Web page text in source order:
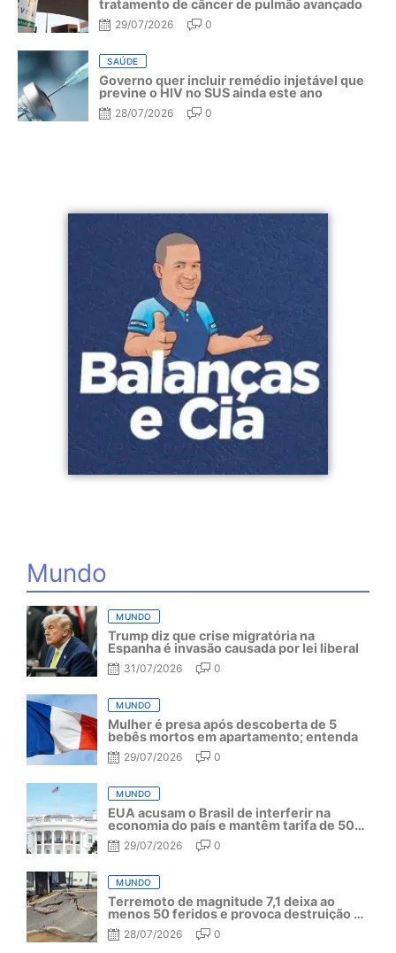
tratamento de câncer de pulmão avançado
29/07/2026 0
SAÚDE
Governo quer incluir remédio injetável que
previne o HIV no SUS ainda este ano
28/07/2026 0
Mundo
MUNDO
Trump diz que crise migratória na
Espanha é invasão causada por lei liberal
31/07/2026 0
MUNDO
Mulher é presa após descoberta de 5
bebês mortos em apartamento; entenda
29/07/2026 0
MUNDO
EUA acusam o Brasil de interferir na
economia do país e mantêm tarifa de 50%
por mais um ano
29/07/2026 0
MUNDO
Terremoto de magnitude 7,1 deixa ao
menos 50 feridos e provoca destruição no
Japão
28/07/2026 0